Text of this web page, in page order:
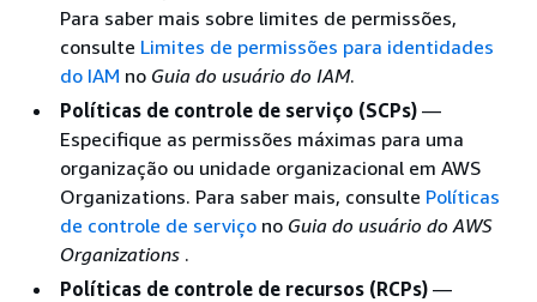
Para saber mais sobre limites de permissões,
consulte Limites de permissões para identidades
do IAM no Guia do usuário do IAM.
Políticas de controle de serviço (SCPs) —
Especifique as permissões máximas para uma
organização ou unidade organizacional em AWS
Organizations. Para saber mais, consulte Políticas
de controle de serviço no Guia do usuário do AWS
Organizations .
Políticas de controle de recursos (RCPs) —